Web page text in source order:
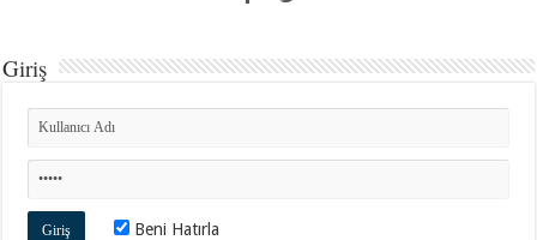
Giriş
Beni Hatırla